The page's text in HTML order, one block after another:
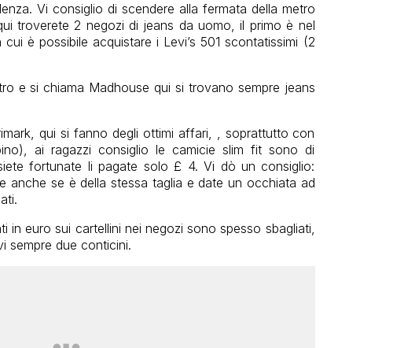
Vi consiglio di scendere alla fermata della metro
troverete 2 negozi di jeans da uomo, il primo è nel
è possibile acquistare i Levi’s 501 scontatissimi (2
e si chiama Madhouse qui si trovano sempre jeans
qui si fanno degli ottimi affari, , soprattutto con
ai ragazzi consiglio le camicie slim fit sono di
fortunate li pagate solo £ 4. Vi dò un consiglio:
anche se è della stessa taglia e date un occhiata ad
in euro sui cartellini nei negozi sono spesso sbagliati,
sempre due conticini.